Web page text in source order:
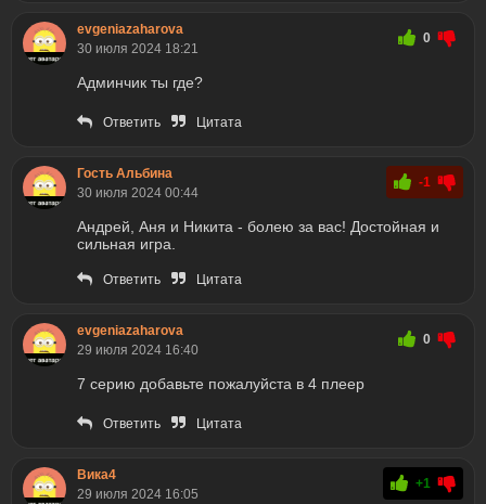
evgeniazaharova
30 июля 2024 18:21
0
Админчик ты где?
Ответить Цитата
Гость Альбина
30 июля 2024 00:44
-1
Андрей, Аня и Никита - болею за вас! Достойная и
сильная игра.
Ответить Цитата
evgeniazaharova
29 июля 2024 16:40
0
7 серию добавьте пожалуйста в 4 плеер
Ответить Цитата
Вика4
29 июля 2024 16:05
+1